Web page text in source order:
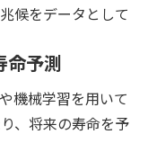
候をデータとして
命予測
機械学習を用いて
、将来の寿命を予